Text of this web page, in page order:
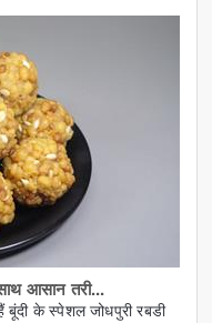
आसान तरी...
के स्पेशल जोधपुरी रबडी